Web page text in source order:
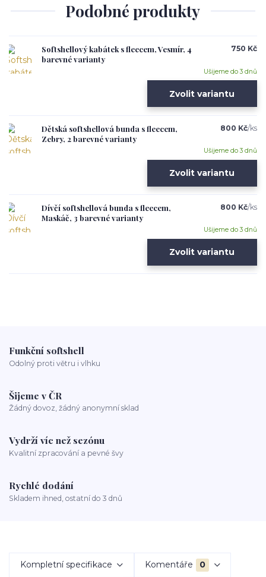
Podobné produkty
Softshellový kabátek s fleecem, Vesmír, 4
barevné varianty
750 Kč
Ušijeme do 3 dnů
Zvolit variantu
Dětská softshellová bunda s fleecem,
Zebry, 2 barevné varianty
800 Kč/ks
Ušijeme do 3 dnů
Zvolit variantu
Dívčí softshellová bunda s fleecem,
Maskáč, 3 barevné varianty
800 Kč/ks
Ušijeme do 3 dnů
Zvolit variantu
Funkční softshell
Odolný proti větru i vlhku
Šijeme v ČR
Žádný dovoz, žádný anonymní sklad
Vydrží víc než sezónu
Kvalitní zpracování a pevné švy
Rychlé dodání
Skladem ihned, ostatní do 3 dnů
Kompletní specifikace Komentáře 0